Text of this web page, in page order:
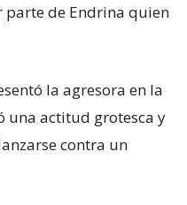
parte de Endrina quien
la agresora en la
una actitud grotesca y
contra un